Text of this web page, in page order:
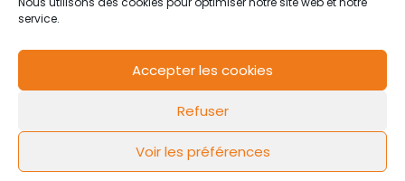
service.
Accepter les cookies
Refuser
Voir les préférences
Mentions légales Politique de cookies
FLOW44